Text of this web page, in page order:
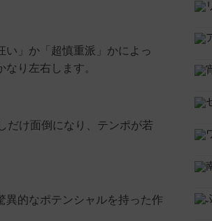
」か「超慎重派」かによっ
り左右します。
だけ面倒になり、テンポが若
異的なポテンシャルを持った作